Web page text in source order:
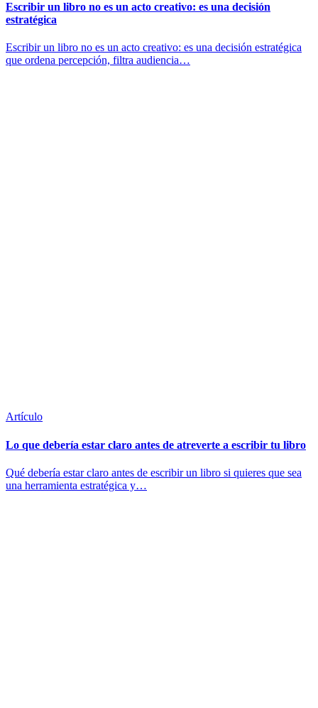
Escribir un libro no es un acto creativo: es una decisión
estratégica
Escribir un libro no es un acto creativo: es una decisión estratégica
que ordena percepción, filtra audiencia…
Artículo
Lo que debería estar claro antes de atreverte a escribir tu libro
Qué debería estar claro antes de escribir un libro si quieres que sea
una herramienta estratégica y…